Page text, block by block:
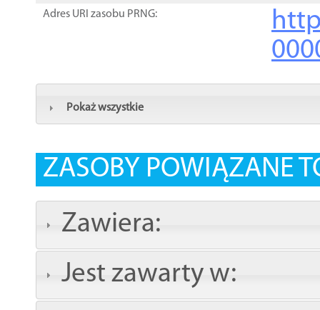
Adres URI zasobu PRNG:
Pokaż wszystkie
ZASOBY POWIĄZANE
Zawiera:
Jest zawarty w: